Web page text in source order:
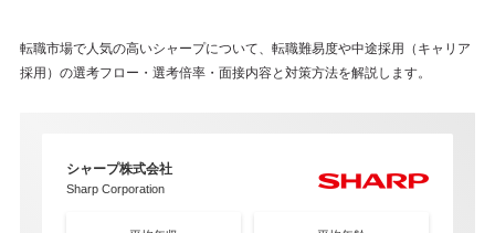
転職市場で人気の高いシャープについて、転職難易度や中途採用（キャリア
採用）の選考フロー・選考倍率・面接内容と対策方法を解説します。
シャープ株式会社
Sharp Corporation